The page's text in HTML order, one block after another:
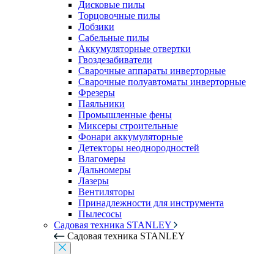
Дисковые пилы
Торцовочные пилы
Лобзики
Сабельные пилы
Аккумуляторные отвертки
Гвоздезабиватели
Сварочные аппараты инверторные
Сварочные полуавтоматы инверторные
Фрезеры
Паяльники
Промышленные фены
Миксеры строительные
Фонари аккумуляторные
Детекторы неоднородностей
Влагомеры
Дальномеры
Лазеры
Вентиляторы
Принадлежности для инструмента
Пылесосы
Садовая техника STANLEY
Садовая техника STANLEY